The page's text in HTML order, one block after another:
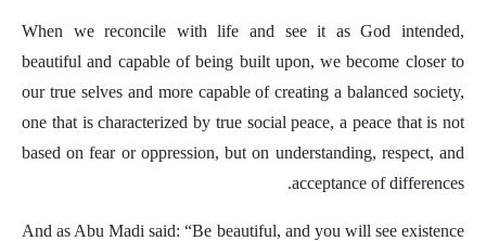
When we reconcile with life and see it as God intended,
beautiful and capable of being built upon, we become closer to
our true selves and more capable of creating a balanced society,
one that is characterized by true social peace, a peace that is not
based on fear or oppression, but on understanding, respect, and
acceptance of differences.
And as Abu Madi said: “Be beautiful, and you will see existence